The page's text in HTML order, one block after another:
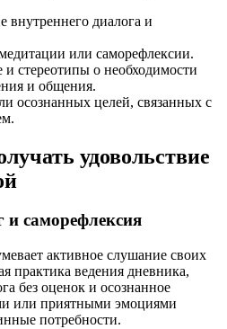
внутреннего диалога и
или саморефлексии.
стереотипы о необходимости
и общения.
осознанных целей, связанных с
удовольствие
и саморефлексия
активное слушание своих
практика ведения дневника,
без оценок и осознанное
или приятными эмоциями
потребности.